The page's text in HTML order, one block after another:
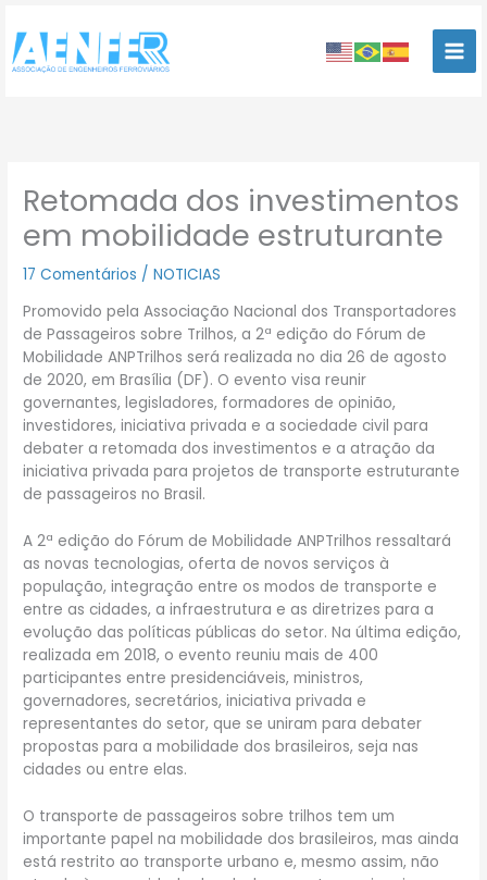
para
conteúdo
Retomada dos investimentos
em mobilidade estruturante
17 Comentários /NOTICIAS
Promovido pela Associação Nacional dos Transportadores
de Passageiros sobre Trilhos, a 2ª edição do Fórum de
Mobilidade ANPTrilhos será realizada no dia 26 de agosto
de 2020, em Brasília (DF). O evento visa reunir
governantes, legisladores, formadores de opinião,
investidores, iniciativa privada e a sociedade civil para
debater a retomada dos investimentos e a atração da
iniciativa privada para projetos de transporte estruturante
de passageiros no Brasil.
A 2ª edição do Fórum de Mobilidade ANPTrilhos ressaltará
as novas tecnologias, oferta de novos serviços à
população, integração entre os modos de transporte e
entre as cidades, a infraestrutura e as diretrizes para a
evolução das políticas públicas do setor. Na última edição,
realizada em 2018, o evento reuniu mais de 400
participantes entre presidenciáveis, ministros,
governadores, secretários, iniciativa privada e
representantes do setor, que se uniram para debater
propostas para a mobilidade dos brasileiros, seja nas
cidades ou entre elas.
O transporte de passageiros sobre trilhos tem um
importante papel na mobilidade dos brasileiros, mas ainda
está restrito ao transporte urbano e, mesmo assim, não